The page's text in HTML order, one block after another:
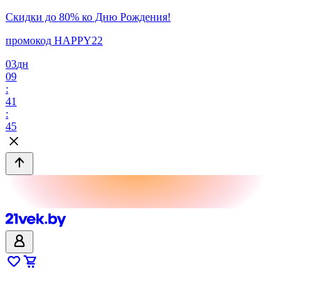
Скидки до 80% ко Дню Рождения!
промокод HAPPY22
03дн
09
:
41
:
45